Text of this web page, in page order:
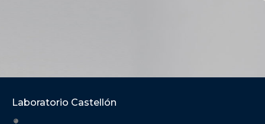
Laboratorio Castellón